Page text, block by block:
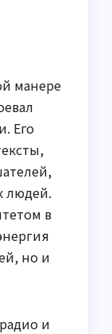
манере
Его
людей.
в
но и
и